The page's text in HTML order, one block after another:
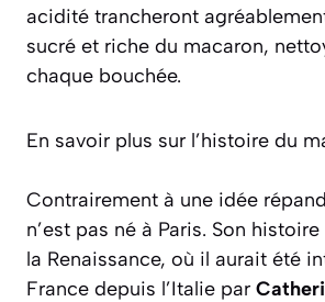
acidité trancheront
sucré et riche du macaron,
chaque bouchée.
En savoir plus sur l’histoire du
Contrairement à une idée
n’est pas né à Paris. Son
la Renaissance, où il aurait été
France depuis l’Italie par